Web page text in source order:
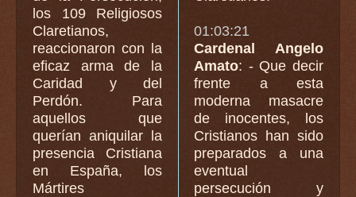
los 109 Religiosos
Claretianos,
reaccionaron con la
eficaz arma de la
Caridad y del
Perdón. Para
aquellos que
querían aniquilar la
presencia Cristiana
en España, los
Mártires
01:03:21
Cardenal Angelo
Amato: - Que decir
frente a esta
moderna masacre
de inocentes, los
Cristianos han sido
preparados a una
eventual
persecución y